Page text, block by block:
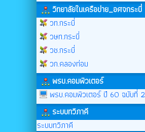
วิทยาลัยในเครือข่าย_อศจกระบี่
วท.กระบี่
วษท.กระบี่
วช.กระบี่
วก.คลองท่อม
พรบ.คอมพิวเตอร์
พรบ.คอมพิวเตอร์ ปี 60 ฉบับที่ 2
ระบบทวิภาคี
ระบบทวิภาคี